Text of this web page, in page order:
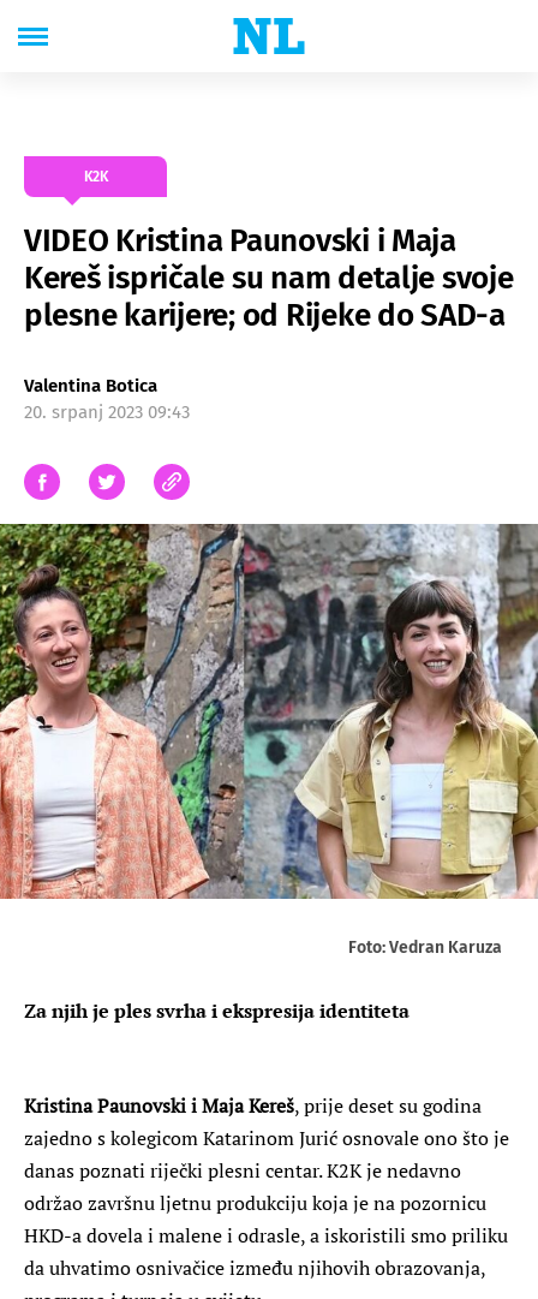
K2K
VIDEO Kristina Paunovski i Maja
Kereš ispričale su nam detalje svoje
plesne karijere; od Rijeke do SAD-a
Valentina Botica
20. srpanj 2023 09:43
Foto: Vedran Karuza
Za njih je ples svrha i ekspresija identiteta
Kristina Paunovski i Maja Kereš, prije deset su godina
zajedno s kolegicom Katarinom Jurić osnovale ono što je
danas poznati riječki plesni centar. K2K je nedavno
održao završnu ljetnu produkciju koja je na pozornicu
HKD-a dovela i malene i odrasle, a iskoristili smo priliku
da uhvatimo osnivačice između njihovih obrazovanja,